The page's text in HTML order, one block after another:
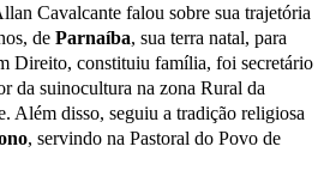
Cavalcante falou sobre sua trajetória
de Parnaíba, sua terra natal, para
Direito, constituiu família, foi secretário
da suinocultura na zona Rural da
Além disso, seguiu a tradição religiosa
, servindo na Pastoral do Povo de